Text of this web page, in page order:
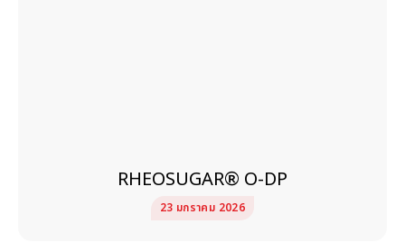
RHEOSUGAR® O-DP
23 มกราคม 2026